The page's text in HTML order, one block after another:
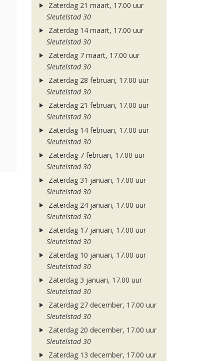
Zaterdag 21 maart, 17.00 uur
Sleutelstad 30
Zaterdag 14 maart, 17.00 uur
Sleutelstad 30
Zaterdag 7 maart, 17.00 uur
Sleutelstad 30
Zaterdag 28 februari, 17.00 uur
Sleutelstad 30
Zaterdag 21 februari, 17.00 uur
Sleutelstad 30
Zaterdag 14 februari, 17.00 uur
Sleutelstad 30
Zaterdag 7 februari, 17.00 uur
Sleutelstad 30
Zaterdag 31 januari, 17.00 uur
Sleutelstad 30
Zaterdag 24 januari, 17.00 uur
Sleutelstad 30
Zaterdag 17 januari, 17.00 uur
Sleutelstad 30
Zaterdag 10 januari, 17.00 uur
Sleutelstad 30
Zaterdag 3 januari, 17.00 uur
Sleutelstad 30
Zaterdag 27 december, 17.00 uur
Sleutelstad 30
Zaterdag 20 december, 17.00 uur
Sleutelstad 30
Zaterdag 13 december, 17.00 uur